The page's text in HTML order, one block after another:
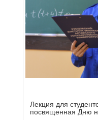
Лекция для
посвященная Дню